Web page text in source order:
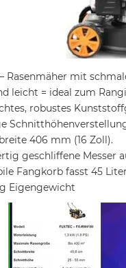
Rasenmäher mit
leicht = ideal zum
robustes
406 mm (16 Zoll).
geschliffene Messer
Fangkorb fasst 45
Eigengewicht